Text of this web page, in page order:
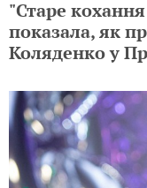
"Старе
показала, як
Коляденко у